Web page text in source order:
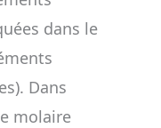
dans le
Dans
molaire